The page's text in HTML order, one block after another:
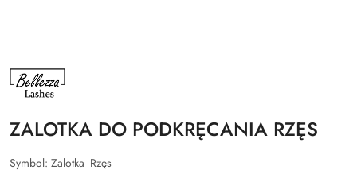
NAZWA
PRODUCENTA:
BELLEZZA
ZALOTKA DO PODKRĘCANIA RZĘS
Symbol: Zalotka_Rzęs